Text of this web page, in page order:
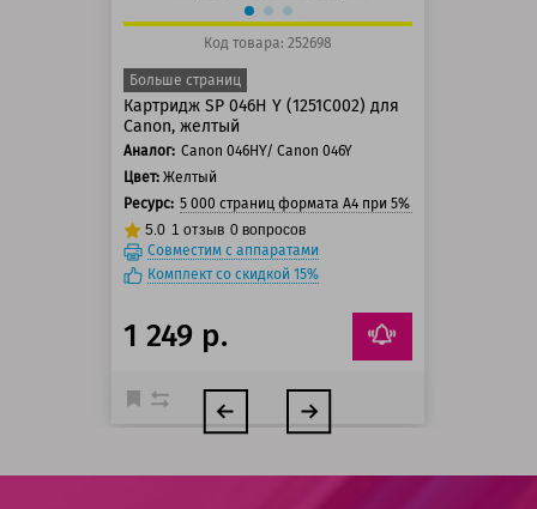
Код товара: 252698
Больше страниц
Картридж SP 046H Y (1251C002) для
Canon, желтый
Аналог: Canon 046HY/ Canon 046Y
Цвет: Желтый
Ресурс: 5 000 страниц формата А4 при 5% заполнении
5.0 1 отзыв 0 вопросов
Совместим с аппаратами
Комплект со скидкой 15%
1 249 р.